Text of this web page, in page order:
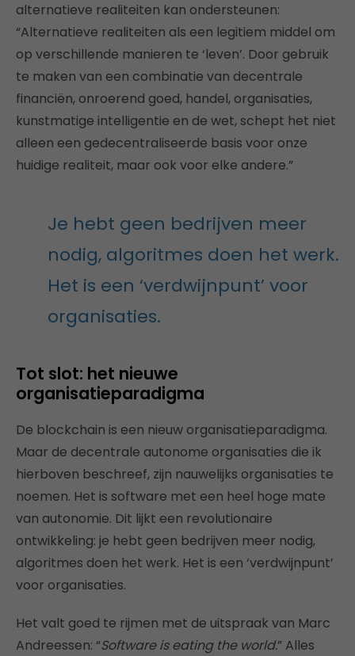
alternatieve realiteiten kan ondersteunen:
“Alternatieve realiteiten als een legitiem middel om
op verschillende manieren te ‘leven’. Door gebruik
te maken van een combinatie van decentrale
financiën, onroerend goed, handel, organisaties,
kunstmatige intelligentie en de wet, schept het niet
alleen een gedecentraliseerde basis voor onze
huidige realiteit, maar ook voor elke andere.”
Je hebt geen bedrijven meer
nodig, algoritmes doen het werk.
Het is een ‘verdwijnpunt’ voor
organisaties.
Tot slot: het nieuwe
organisatieparadigma
De blockchain is een nieuw organisatieparadigma.
Maar de decentrale autonome organisaties die ik
hierboven beschreef, zijn nauwelijks organisaties te
noemen. Het is software met een heel hoge mate
van autonomie. Dit lijkt een revolutionaire
ontwikkeling: je hebt geen bedrijven meer nodig,
algoritmes doen het werk. Het is een ‘verdwijnpunt’
voor organisaties.
Het valt goed te rijmen met de uitspraak van Marc
Andreessen: “Software is eating the world.” Alles